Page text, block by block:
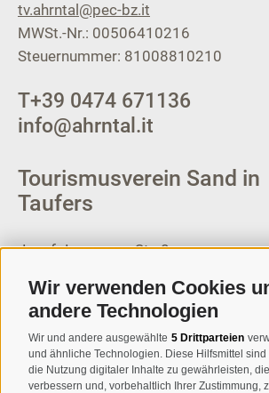
Wir verwenden Cookies
andere Technologien
Wir und andere ausgewählte 5 Drittparteien
und ähnliche Technologien. Diese Hilfsmittel
die Nutzung digitaler Inhalte zu gewährleisten,
verbessern und, vorbehaltlich Ihrer Zustimmung,
tv.ahrntal@pec-bz.it
MWSt.-Nr.: 00506410216
Steuernummer: 81008810210
T+39 0474 671136
info@ahrntal.it
Tourismusverein Sand in
Taufers
Josef-Jungmann-Str. 8
MWSt.-Nr: 00518320213
T+39 0474 678076
info@taufers.com